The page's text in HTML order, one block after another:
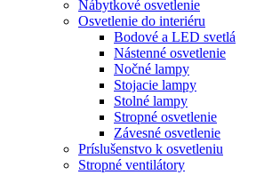
Nábytkové osvetlenie
Osvetlenie do interiéru
Bodové a LED svetlá
Nástenné osvetlenie
Nočné lampy
Stojacie lampy
Stolné lampy
Stropné osvetlenie
Závesné osvetlenie
Príslušenstvo k osvetleniu
Stropné ventilátory